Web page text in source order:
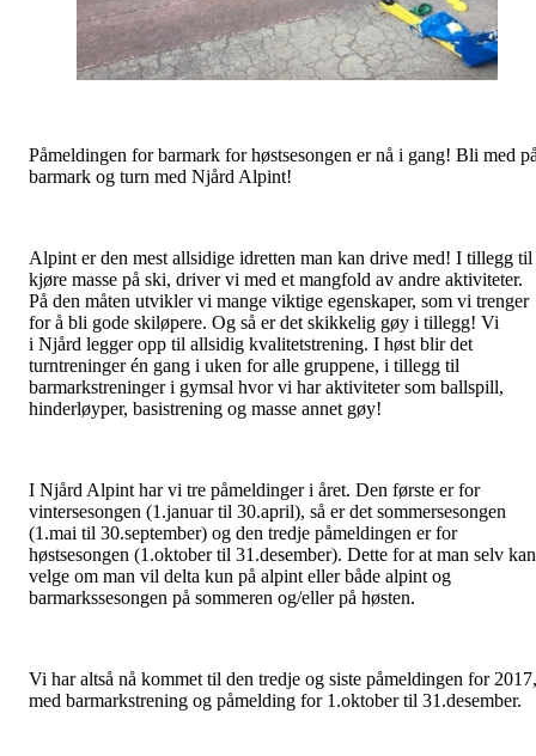
Påmeldingen for barmark for høstsesongen er nå i gang! Bli med
barmark og turn med Njård Alpint!
Alpint er den mest allsidige idretten man kan drive med! I tillegg til
kjøre masse på ski, driver vi med et mangfold av andre aktiviteter.
På den måten utvikler vi mange viktige egenskaper, som vi trenger
for å bli gode skiløpere. Og så er det skikkelig gøy i tillegg! Vi
i Njård legger opp til allsidig kvalitetstrening. I høst blir det
turntreninger én gang i uken for alle gruppene, i tillegg til
barmarkstreninger i gymsal hvor vi har aktiviteter som ballspill,
hinderløyper, basistrening og masse annet gøy!
I Njård Alpint har vi tre påmeldinger i året. Den første er for
vintersesongen (1.januar til 30.april), så er det sommersesongen
(1.mai til 30.september) og den tredje påmeldingen er for
høstsesongen (1.oktober til 31.desember). Dette for at man selv kan
velge om man vil delta kun på alpint eller både alpint og
barmarkssesongen på sommeren og/eller på høsten.
Vi har altså nå kommet til den tredje og siste påmeldingen for 2017,
med barmarkstrening og påmelding for 1.oktober til 31.desember.